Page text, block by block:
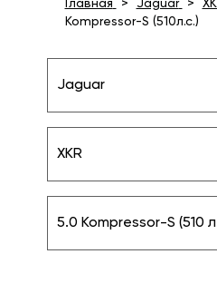
Главная Jaguar
Kompressor-S (510л.с.)
Jaguar
XKR
5.0 Kompressor-S (510